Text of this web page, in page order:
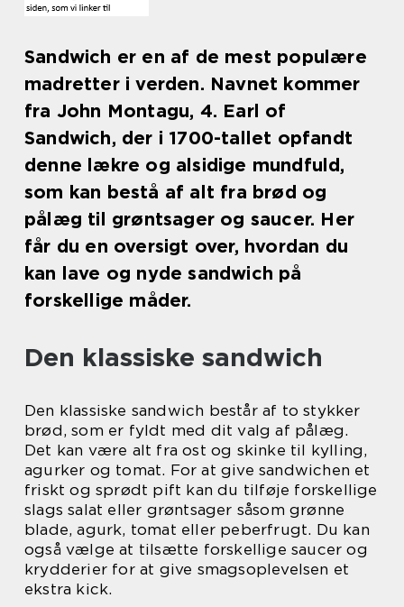
Sandwich er en af de mest populære
madretter i verden. Navnet kommer
fra John Montagu, 4. Earl of
Sandwich, der i 1700-tallet opfandt
denne lækre og alsidige mundfuld,
som kan bestå af alt fra brød og
pålæg til grøntsager og saucer. Her
får du en oversigt over, hvordan du
kan lave og nyde sandwich på
forskellige måder.
Den klassiske sandwich
Den klassiske sandwich består af to stykker
brød, som er fyldt med dit valg af pålæg.
Det kan være alt fra ost og skinke til kylling,
agurker og tomat. For at give sandwichen et
friskt og sprødt pift kan du tilføje forskellige
slags salat eller grøntsager såsom grønne
blade, agurk, tomat eller peberfrugt. Du kan
også vælge at tilsætte forskellige saucer og
krydderier for at give smagsoplevelsen et
ekstra kick.